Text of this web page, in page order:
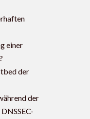
einer
der
der